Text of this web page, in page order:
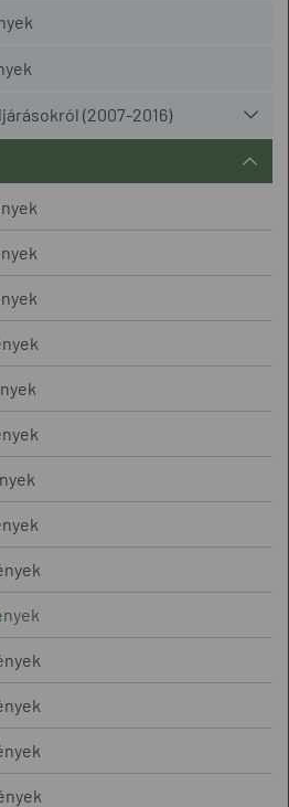
(2007-2016)